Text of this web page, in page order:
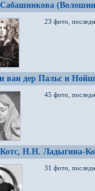
23 фото,
ван дер Пальс и
45 фото,
Н.Н. Ладыгина-
31 фото,